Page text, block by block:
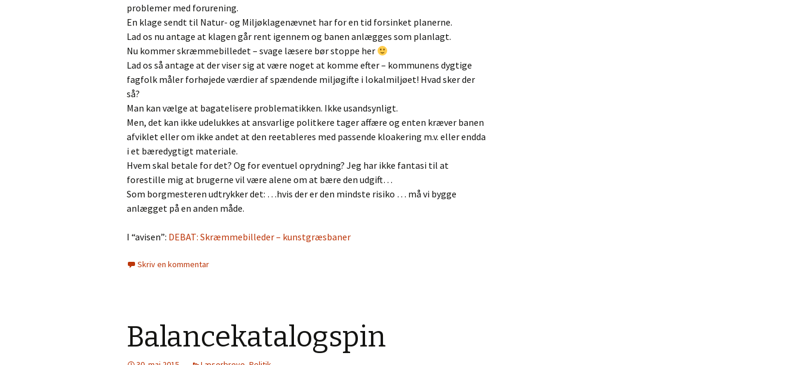
problemer med forurening.
En klage sendt til Natur- og Miljøklagenævnet har for en tid forsinket planerne.
Lad os nu antage at klagen går rent igennem og banen anlægges som planlagt.
Nu kommer skræmmebilledet – svage læsere bør stoppe her
Lad os så antage at der viser sig at være noget at komme efter – kommunens dygtige
fagfolk måler forhøjede værdier af spændende miljøgifte i lokalmiljøet! Hvad sker der
så?
Man kan vælge at bagatelisere problematikken. Ikke usandsynligt.
Men, det kan ikke udelukkes at ansvarlige politkere tager affære og enten kræver banen
afviklet eller om ikke andet at den reetableres med passende kloakering m.v. eller endda
i et bæredygtigt materiale.
Hvem skal betale for det? Og for eventuel oprydning? Jeg har ikke fantasi til at
forestille mig at brugerne vil være alene om at bære den udgift…
Som borgmesteren udtrykker det: …hvis der er den mindste risiko … må vi bygge
anlægget på en anden måde.
I “avisen”: DEBAT: Skræmmebilleder – kunstgræsbaner
Skriv en kommentar
Balancekatalogspin